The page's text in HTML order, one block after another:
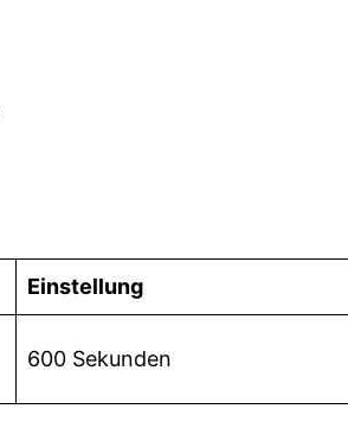
Einstellung
600 Sekunden